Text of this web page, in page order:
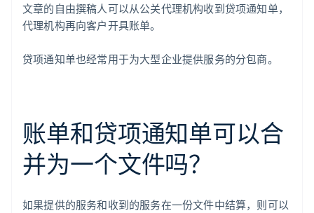
文章的自由撰稿人可以从公关代理机构收到贷项通知单，
代理机构再向客户开具账单。
贷项通知单也经常用于为大型企业提供服务的分包商。
账单和贷项通知单可以合
并为一个文件吗？
如果提供的服务和收到的服务在一份文件中结算，则可以
English
爱沙尼亚
English
奥地利
Deutsch English
English